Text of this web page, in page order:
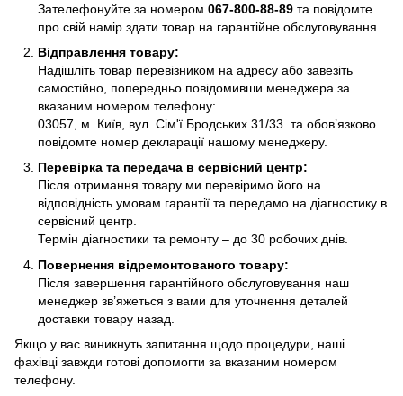
Зателефонуйте за номером 067-800-88-89 та повідомте
про свій намір здати товар на гарантійне обслуговування.
Відправлення товару:
Надішліть товар перевізником на адресу або завезіть
самостійно, попередньо повідомивши менеджера за
вказаним номером телефону:
03057, м. Київ, вул. Сім'ї Бродських 31/33. та обов’язково
повідомте номер декларації нашому менеджеру.
Перевірка та передача в сервісний центр:
Після отримання товару ми перевіримо його на
відповідність умовам гарантії та передамо на діагностику в
сервісний центр.
Термін діагностики та ремонту – до 30 робочих днів.
Повернення відремонтованого товару:
Після завершення гарантійного обслуговування наш
менеджер зв’яжеться з вами для уточнення деталей
доставки товару назад.
Якщо у вас виникнуть запитання щодо процедури, наші
фахівці завжди готові допомогти за вказаним номером
телефону.